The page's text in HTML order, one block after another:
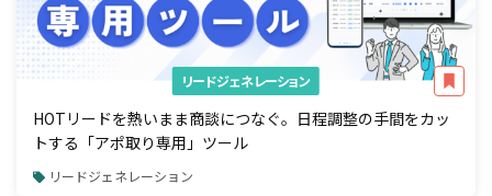
リードジェネレーション
HOTリードを熱いまま商談につなぐ。日程調整の手間をカッ
トする「アポ取り専用」ツール
リードジェネレーション